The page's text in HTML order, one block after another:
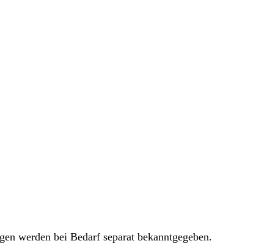
werden bei Bedarf separat bekanntgegeben.